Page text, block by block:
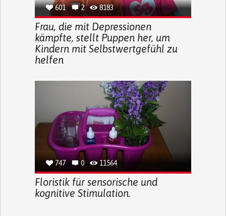
601 2 8183
Frau, die mit Depressionen
kämpfte, stellt Puppen her, um
Kindern mit Selbstwertgefühl zu
helfen
747 0 11564
Floristik für sensorische und
kognitive Stimulation.